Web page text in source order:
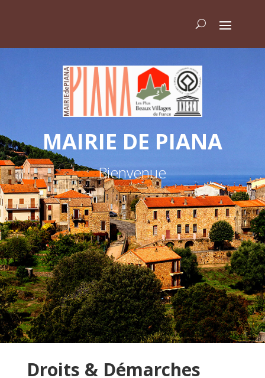
MAIRIE DE PIANA
Bienvenue
Droits & Démarches